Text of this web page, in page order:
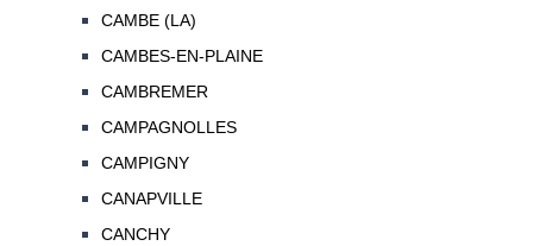
CAMBE (LA)
CAMBES-EN-PLAINE
CAMBREMER
CAMPAGNOLLES
CAMPIGNY
CANAPVILLE
CANCHY